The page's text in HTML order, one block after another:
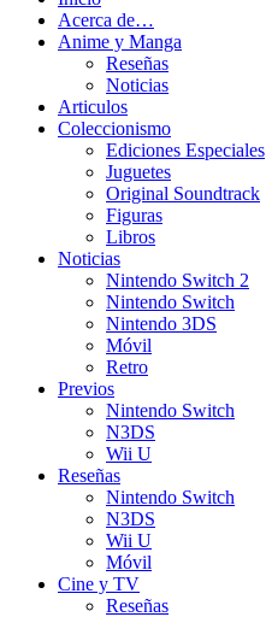
Acerca de…
Anime y Manga
Reseñas
Noticias
Articulos
Coleccionismo
Ediciones Especiales
Juguetes
Original Soundtrack
Figuras
Libros
Noticias
Nintendo Switch 2
Nintendo Switch
Nintendo 3DS
Móvil
Retro
Previos
Nintendo Switch
N3DS
Wii U
Reseñas
Nintendo Switch
N3DS
Wii U
Móvil
Cine y TV
Reseñas